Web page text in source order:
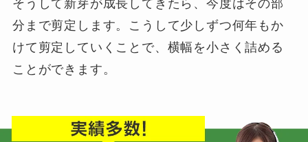
そうして新芽が成長してきたら、今度はその部
分まで剪定します。こうして少しずつ何年もか
けて剪定していくことで、横幅を小さく詰める
ことができます。